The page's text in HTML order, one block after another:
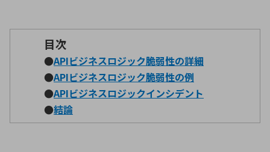
環境構築・開発システム
目次
●APIビジネスロジック脆弱性の詳細
●APIビジネスロジック脆弱性の例
●APIビジネスロジックインシデント
●結論